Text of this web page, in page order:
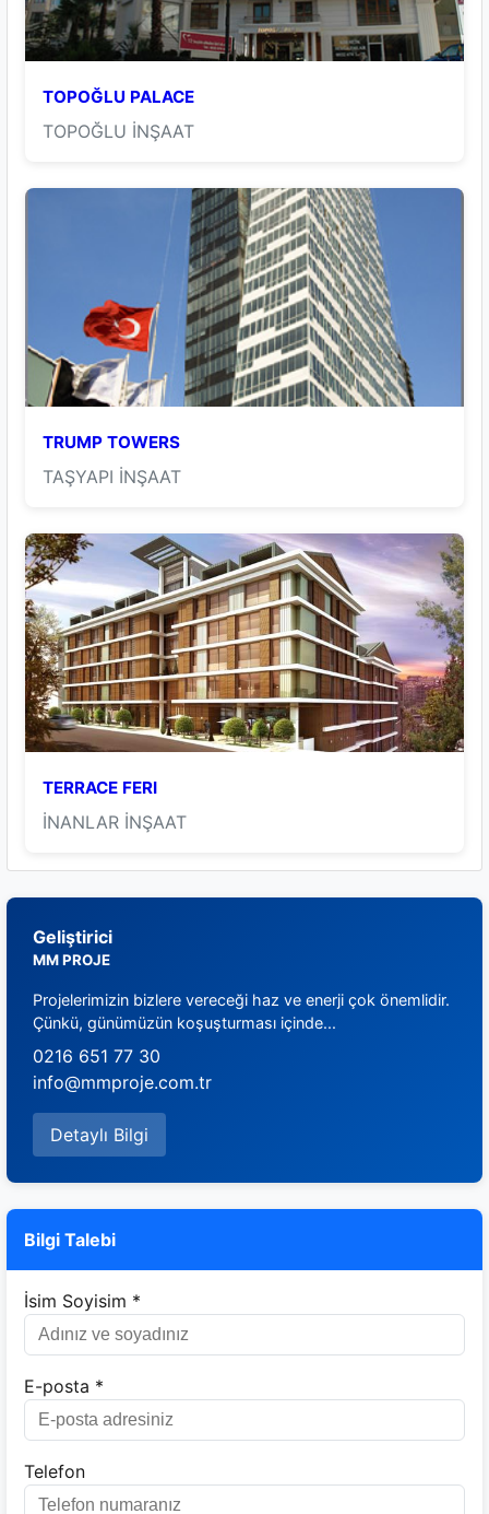
TOPOĞLU PALACE
TOPOĞLU İNŞAAT
TRUMP TOWERS
TAŞYAPI İNŞAAT
TERRACE FERI
İNANLAR İNŞAAT
Geliştirici
MM PROJE
Projelerimizin bizlere vereceği haz ve enerji çok önemlidir.
Çünkü, günümüzün koşuşturması içinde...
0216 651 77 30
info@mmproje.com.tr
Detaylı Bilgi
Bilgi Talebi
İsim Soyisim *
E-posta *
Telefon